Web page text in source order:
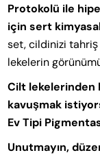
Protokolü ile
için sert
set, cildinizi
lekelerin
Cilt lekelerinden
kavuşmak
Ev Tipi
Unutmayın,